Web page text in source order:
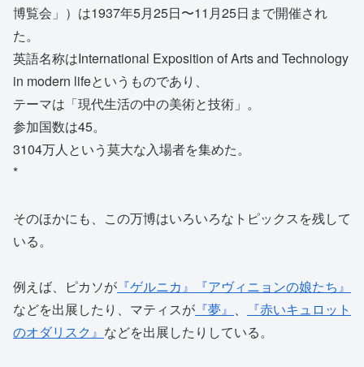
博覧会」）は1937年5月25日〜11月25日まで開催され
た。
英語名称はInternational Exposition of Arts and Technology
in modern lifeというものであり、
テーマは「現代生活の中の美術と技術」。
参加国数は45。
3104万人という莫大な入場者を集めた。
*
そのほかにも、この万博はいろいろなトピックスを残して
いる。
例えば、ピカソが 『ゲルニカ』
『アヴィニョンの娘たち』
などを出展したり、マティスが 『夢』 、
『赤いキュロット
のオダリスク』 などを出展したりしている。